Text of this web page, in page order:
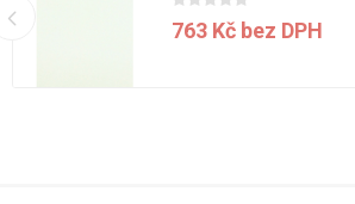
763 Kč bez DPH